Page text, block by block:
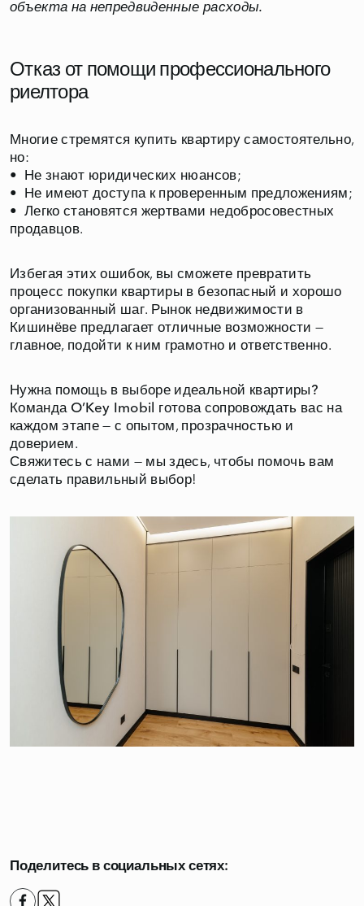
объекта на непредвиденные расходы.
Отказ от помощи профессионального
риелтора
Многие стремятся купить квартиру самостоятельно,
но:
• Не знают юридических нюансов;
• Не имеют доступа к проверенным предложениям;
• Легко становятся жертвами недобросовестных
продавцов.
Избегая этих ошибок, вы сможете превратить
процесс покупки квартиры в безопасный и хорошо
организованный шаг. Рынок недвижимости в
Кишинёве предлагает отличные возможности —
главное, подойти к ним грамотно и ответственно.
Нужна помощь в выборе идеальной квартиры?
Команда O’Key Imobil
готова сопровождать вас на
каждом этапе — с опытом, прозрачностью и
доверием.
Свяжитесь с нами — мы здесь, чтобы помочь вам
сделать правильный выбор!
Поделитесь в социальных сетях: